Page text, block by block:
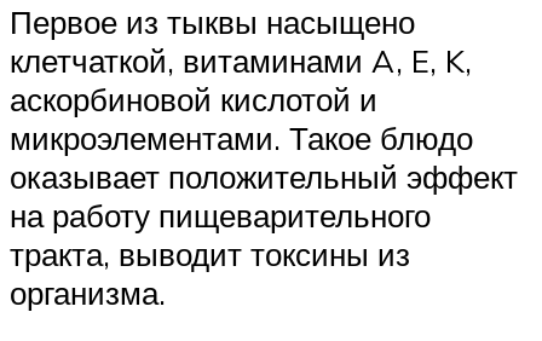
Первое из тыквы насыщено
клетчаткой, витаминами A, E, K,
аскорбиновой кислотой и
микроэлементами. Такое блюдо
оказывает положительный эффект
на работу пищеварительного
тракта, выводит токсины из
организма.